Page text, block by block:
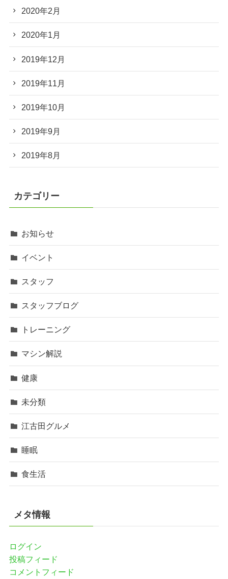
2020年2月
2020年1月
2019年12月
2019年11月
2019年10月
2019年9月
2019年8月
カテゴリー
お知らせ
イベント
スタッフ
スタッフブログ
トレーニング
マシン解説
健康
未分類
江古田グルメ
睡眠
食生活
メタ情報
ログイン
投稿フィード
コメントフィード